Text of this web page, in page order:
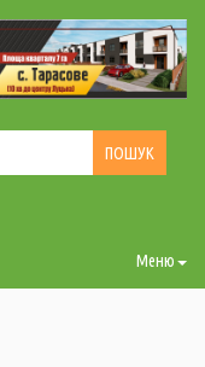
Меню